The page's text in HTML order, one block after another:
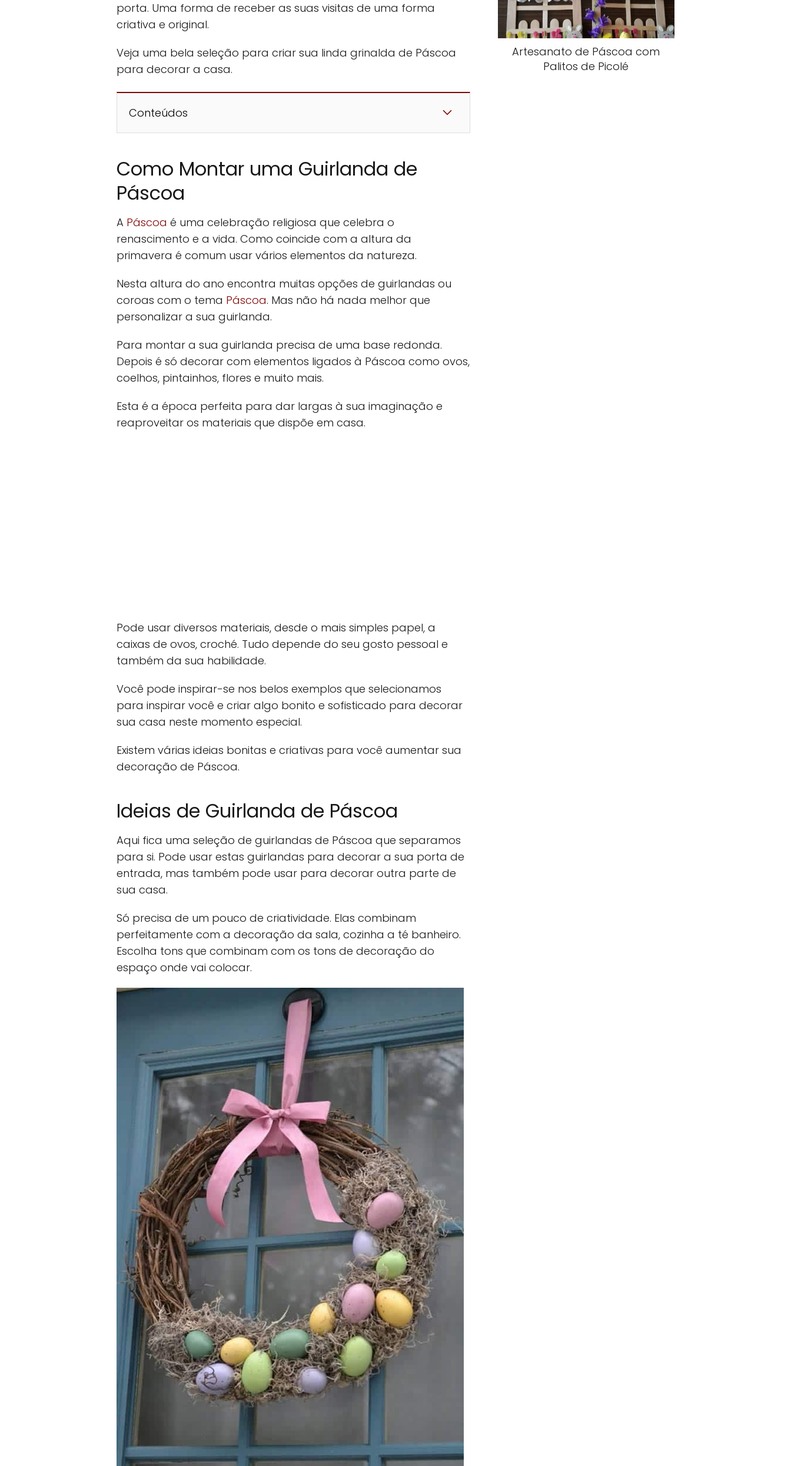
porta. Uma forma de receber as suas visitas de uma forma
criativa e original.
Veja uma bela seleção para criar sua linda grinalda de Páscoa
para decorar a casa.
Conteúdos
Como Montar uma Guirlanda de
Páscoa
A Páscoa é uma celebração religiosa que celebra o
renascimento e a vida. Como coincide com a altura da
primavera é comum usar vários elementos da natureza.
Nesta altura do ano encontra muitas opções de guirlandas ou
coroas com o tema Páscoa. Mas não há nada melhor que
personalizar a sua guirlanda.
Para montar a sua guirlanda precisa de uma base redonda.
Depois é só decorar com elementos ligados à Páscoa como ovos,
coelhos, pintainhos, flores e muito mais.
Esta é a época perfeita para dar largas à sua imaginação e
reaproveitar os materiais que dispõe em casa.
Pode usar diversos materiais, desde o mais simples papel, a
caixas de ovos, croché. Tudo depende do seu gosto pessoal e
também da sua habilidade.
Você pode inspirar-se nos belos exemplos que selecionamos
para inspirar você e criar algo bonito e sofisticado para decorar
sua casa neste momento especial.
Existem várias ideias bonitas e criativas para você aumentar sua
decoração de Páscoa.
Ideias de Guirlanda de Páscoa
Aqui fica uma seleção de guirlandas de Páscoa que separamos
para si. Pode usar estas guirlandas para decorar a sua porta de
entrada, mas também pode usar para decorar outra parte de
sua casa.
Só precisa de um pouco de criatividade. Elas combinam
perfeitamente com a decoração da sala, cozinha a té banheiro.
Escolha tons que combinam com os tons de decoração do
espaço onde vai colocar.
Artesanato de Páscoa com
Palitos de Picolé